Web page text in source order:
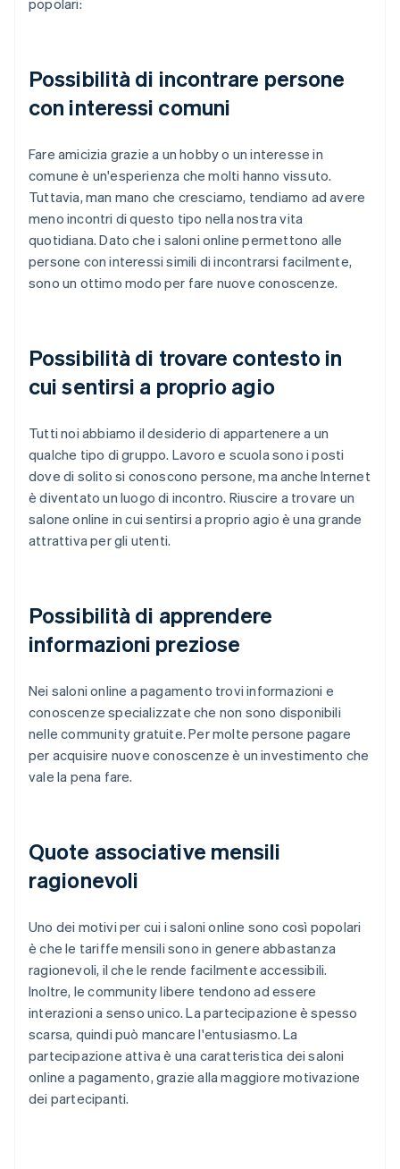
popolari:
Possibilità di incontrare persone
con interessi comuni
Fare amicizia grazie a un hobby o un interesse in
comune è un'esperienza che molti hanno vissuto.
Tuttavia, man mano che cresciamo, tendiamo ad avere
meno incontri di questo tipo nella nostra vita
quotidiana. Dato che i saloni online permettono alle
persone con interessi simili di incontrarsi facilmente,
sono un ottimo modo per fare nuove conoscenze.
Possibilità di trovare contesto in
cui sentirsi a proprio agio
Tutti noi abbiamo il desiderio di appartenere a un
qualche tipo di gruppo. Lavoro e scuola sono i posti
dove di solito si conoscono persone, ma anche Internet
è diventato un luogo di incontro. Riuscire a trovare un
salone online in cui sentirsi a proprio agio è una grande
attrattiva per gli utenti.
Possibilità di apprendere
informazioni preziose
Nei saloni online a pagamento trovi informazioni e
conoscenze specializzate che non sono disponibili
nelle community gratuite. Per molte persone pagare
per acquisire nuove conoscenze è un investimento che
vale la pena fare.
Quote associative mensili
ragionevoli
Uno dei motivi per cui i saloni online sono così popolari
è che le tariffe mensili sono in genere abbastanza
ragionevoli, il che le rende facilmente accessibili.
Inoltre, le community libere tendono ad essere
interazioni a senso unico. La partecipazione è spesso
scarsa, quindi può mancare l'entusiasmo. La
partecipazione attiva è una caratteristica dei saloni
online a pagamento, grazie alla maggiore motivazione
dei partecipanti.